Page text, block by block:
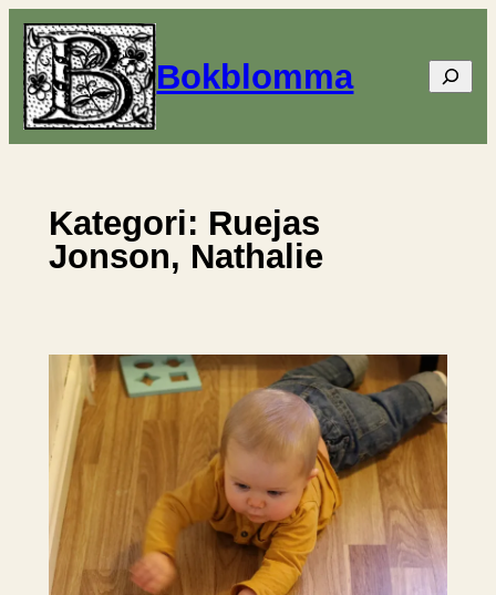
Hoppa
till
innehåll
Bokblomma Sök
Kategori: Ruejas
Jonson, Nathalie